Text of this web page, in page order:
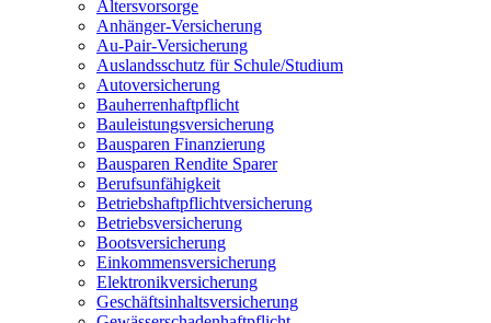
Altersvorsorge
Anhänger-Versicherung
Au-Pair-Versicherung
Auslandsschutz für Schule/Studium
Autoversicherung
Bauherrenhaftpflicht
Bauleistungsversicherung
Bausparen Finanzierung
Bausparen Rendite Sparer
Berufsunfähigkeit
Betriebshaftpflichtversicherung
Betriebsversicherung
Bootsversicherung
Einkommensversicherung
Elektronikversicherung
Geschäftsinhaltsversicherung